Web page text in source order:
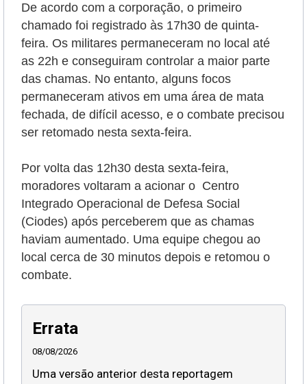
De acordo com a corporação, o primeiro
chamado foi registrado às 17h30 de quinta-
feira. Os militares permaneceram no local até
as 22h e conseguiram controlar a maior parte
das chamas. No entanto, alguns focos
permaneceram ativos em uma área de mata
fechada, de difícil acesso, e o combate precisou
ser retomado nesta sexta-feira.
Por volta das 12h30 desta sexta-feira,
moradores voltaram a acionar o Centro
Integrado Operacional de Defesa Social
(Ciodes) após perceberem que as chamas
haviam aumentado. Uma equipe chegou ao
local cerca de 30 minutos depois e retomou o
combate.
Errata
08/08/2026
Uma versão anterior desta reportagem